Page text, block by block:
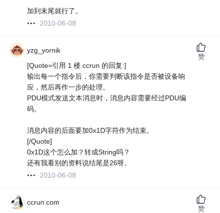
加到末尾就行了。
2010-06-08
yzg_yornik
[Quote=引用 1 楼 ccrun 的回复:]
输出每一个指令后，你需要判断该指令是否被设备响
应，然后再作一步的处理。
PDU模式发送文本消息时，消息内容需要经过PDU编
码。
消息内容的后面要加0x1D字符作为结束。
[/Quote]
0x1D这个怎么加？转成String吗？
还有我看别的资料说结尾是26呀。
2010-06-08
赞
ccrun.com
赞